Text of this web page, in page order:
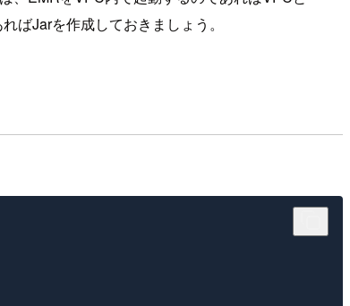
ばJarを作成しておきましょう。